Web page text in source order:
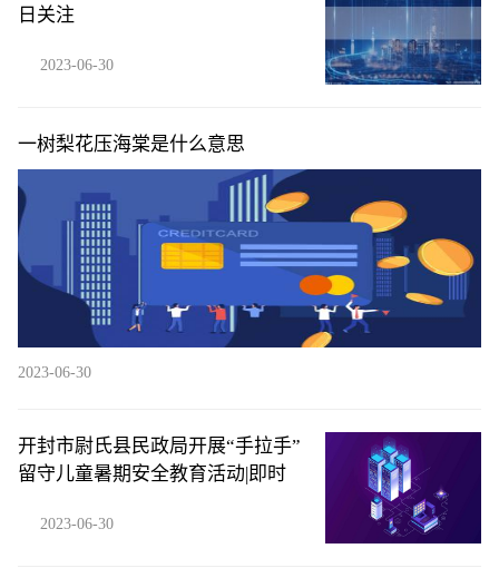
日关注
2023-06-30
一树梨花压海棠是什么意思
2023-06-30
开封市尉氏县民政局开展“手拉手”
留守儿童暑期安全教育活动|即时
2023-06-30